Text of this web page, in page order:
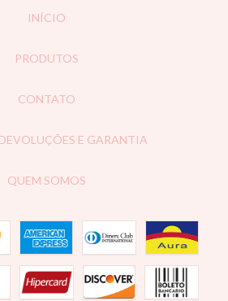
INÍCIO
PRODUTOS
CONTATO
E GARANTIA
QUEM SOMOS